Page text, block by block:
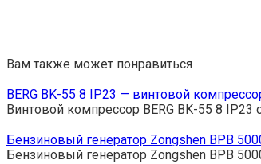
Вам также может понравиться
BERG BK-55 8 IP23 — винтовой
Винтовой компрессор BERG BK-55 8
Бензиновый генератор Zongshen BPB
Бензиновый генератор Zongshen BPB